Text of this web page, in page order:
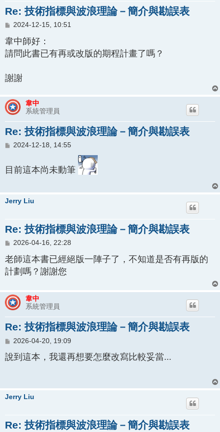
Re: 技術指標與波浪理論－簡介與勘誤表
文
2024-12-15, 10:51
韋中師好：
請問此書已有再或改版的期程計畫了嗎？
謝謝
韋中
系統管理員
Re: 技術指標與波浪理論－簡介與勘誤表
文
2024-12-18, 14:55
目前這本尚未動筆
Jerry Liu
Re: 技術指標與波浪理論－簡介與勘誤表
文
2026-04-16, 22:28
老師這本書已經絕版一陣子了，不知道是否有再版的
計劃嗎？謝謝您
韋中
系統管理員
Re: 技術指標與波浪理論－簡介與勘誤表
文
2026-04-20, 19:09
說到這本，我還再想要怎麼改寫比較妥當...
Jerry Liu
Re: 技術指標與波浪理論－簡介與勘誤表